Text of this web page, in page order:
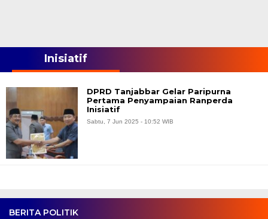
BERITA POLITIK
Inisiatif
DPRD Tanjabbar Gelar Paripurna
Pertama Penyampaian Ranperda
Inisiatif
Sabtu, 7 Jun 2025 - 10:52 WIB